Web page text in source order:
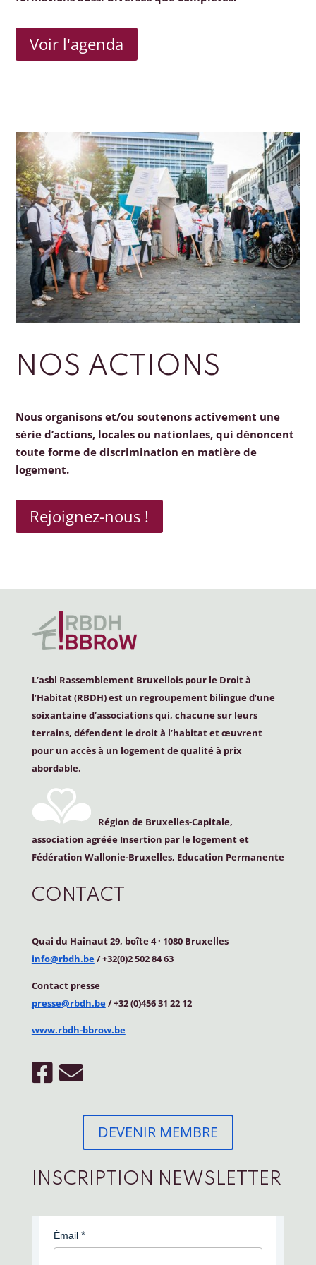
Voir l'agenda
NOS ACTIONS
Nous organisons et/ou soutenons activement une
série d’actions, locales ou nationlaes, qui dénoncent
toute forme de discrimination en matière de
logement.
Rejoignez-nous !
L’asbl Rassemblement Bruxellois pour le Droit à
l’Habitat (RBDH) est un regroupement bilingue d’une
soixantaine d’associations qui, chacune sur leurs
terrains, défendent le droit à l’habitat et œuvrent
pour un accès à un logement de qualité à prix
abordable.
Région de Bruxelles-Capitale,
association agréée Insertion par le logement et
Fédération Wallonie-Bruxelles, Education Permanente
CONTACT
Quai du Hainaut 29, boîte 4· 1080 Bruxelles
info@rbdh.be/ +32(0)2 502 84 63
Contact presse
presse@rbdh.be/ +32 (0)456 31 22 12
www.rbdh-bbrow.be
DEVENIR MEMBRE
INSCRIPTION NEWSLETTER
Émail